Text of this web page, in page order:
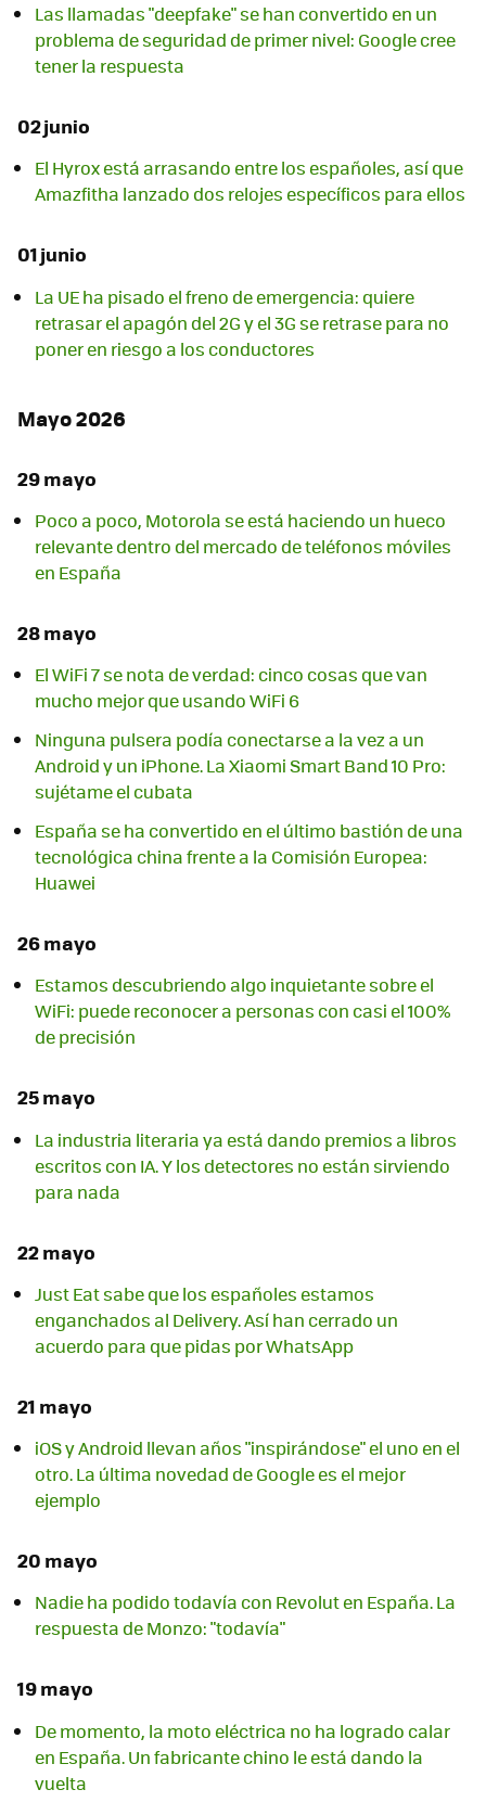
Las llamadas "deepfake" se han convertido en un
problema de seguridad de primer nivel: Google cree
tener la respuesta
02 junio
El Hyrox está arrasando entre los españoles, así que
Amazfitha lanzado dos relojes específicos para ellos
01 junio
La UE ha pisado el freno de emergencia: quiere
retrasar el apagón del 2G y el 3G se retrase para no
poner en riesgo a los conductores
Mayo 2026
29 mayo
Poco a poco, Motorola se está haciendo un hueco
relevante dentro del mercado de teléfonos móviles
en España
28 mayo
El WiFi 7 se nota de verdad: cinco cosas que van
mucho mejor que usando WiFi 6
Ninguna pulsera podía conectarse a la vez a un
Android y un iPhone. La Xiaomi Smart Band 10 Pro:
sujétame el cubata
España se ha convertido en el último bastión de una
tecnológica china frente a la Comisión Europea:
Huawei
26 mayo
Estamos descubriendo algo inquietante sobre el
WiFi: puede reconocer a personas con casi el 100%
de precisión
25 mayo
La industria literaria ya está dando premios a libros
escritos con IA. Y los detectores no están sirviendo
para nada
22 mayo
Just Eat sabe que los españoles estamos
enganchados al Delivery. Así han cerrado un
acuerdo para que pidas por WhatsApp
21 mayo
iOS y Android llevan años "inspirándose" el uno en el
otro. La última novedad de Google es el mejor
ejemplo
20 mayo
Nadie ha podido todavía con Revolut en España. La
respuesta de Monzo: "todavía"
19 mayo
De momento, la moto eléctrica no ha logrado calar
en España. Un fabricante chino le está dando la
vuelta